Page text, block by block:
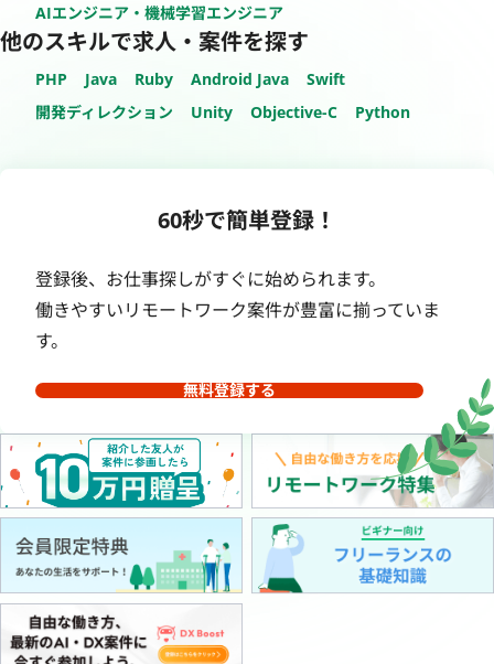
AIエンジニア・機械学習エンジニア
他のスキルで求人・案件を探す
PHP Java Ruby Android Java
Swift
開発ディレクション
Unity Objective-C Python
60秒で簡単登録！
登録後、お仕事探しがすぐに始められます。
働きやすいリモートワーク案件が豊富に揃っていま
す。
無料登録する